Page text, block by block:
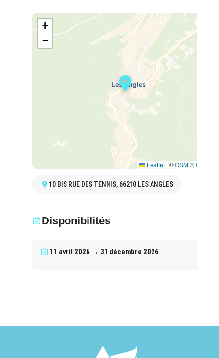
+
−
Leaflet | ©OSM©CARTO
10 BIS RUE DES TENNIS, 66210 LES ANGLES
Disponibilités
11 avril 2026 → 31 décembre 2026